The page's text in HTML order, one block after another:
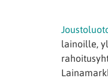
lainoille,